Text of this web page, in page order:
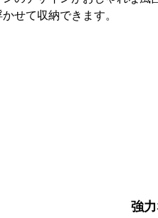
せて収納できます。
強